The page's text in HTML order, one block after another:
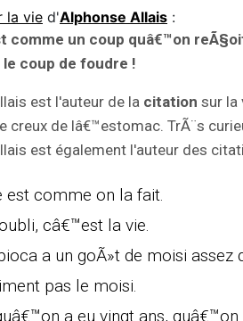
la vie d'Alphonse Allais :
comme un coup quâ€™on
coup de foudre !
est l'auteur de la citation sur la
creux de lâ€™estomac. TrÃ¨s
est également l'auteur des
est comme on la fait.
câ€™est la vie.
a un goÃ»t de moisi
pas le moisi.
a eu vingt ans,